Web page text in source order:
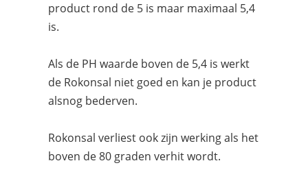
product rond de 5 is maar maximaal 5,4
is.
Als de PH waarde boven de 5,4 is werkt
de Rokonsal niet goed en kan je product
alsnog bederven.
Rokonsal verliest ook zijn werking als het
boven de 80 graden verhit wordt.